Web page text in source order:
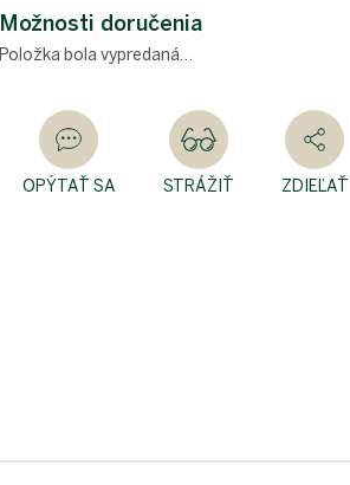
cena:
Možnosti doručenia
Položka bola vypredaná…
OPÝTAŤ SA STRÁŽIŤ ZDIEĽAŤ